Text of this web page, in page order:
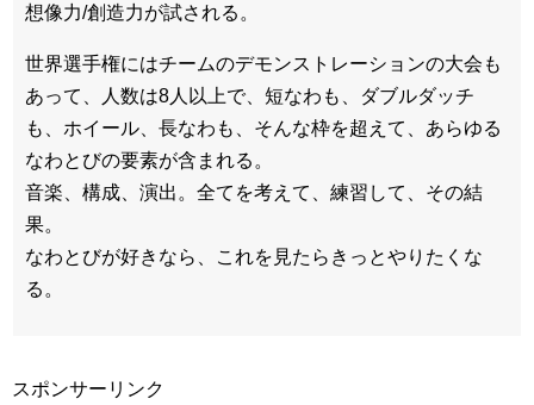
想像力/創造力が試される。
世界選手権にはチームのデモンストレーションの大会も
あって、人数は8人以上で、短なわも、ダブルダッチ
も、ホイール、長なわも、そんな枠を超えて、あらゆる
なわとびの要素が含まれる。
音楽、構成、演出。全てを考えて、練習して、その結
果。
なわとびが好きなら、これを見たらきっとやりたくな
る。
スポンサーリンク